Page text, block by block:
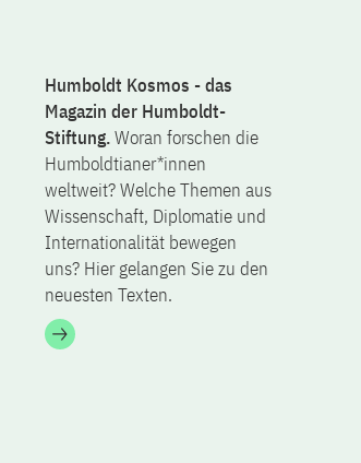
Humboldt Kosmos - das
Magazin der Humboldt-
Stiftung.Woran forschen die
Humboldtianer*innen
weltweit? Welche Themen aus
Wissenschaft, Diplomatie und
Internationalität bewegen
uns? Hier gelangen Sie zu den
neuesten Texten.